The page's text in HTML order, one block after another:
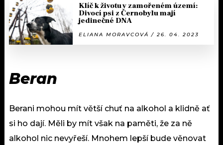
Klíč k životu v zamořeném území:
Divocí psi z Černobylu mají
jedinečné DNA
ELIANA MORAVCOVÁ / 26. 04. 2023
Beran
Berani mohou mít větší chuť na alkohol a klidně ať
si ho dají. Měli by mít však na paměti, že za ně
alkohol nic nevyřeší. Mnohem lepší bude věnovat